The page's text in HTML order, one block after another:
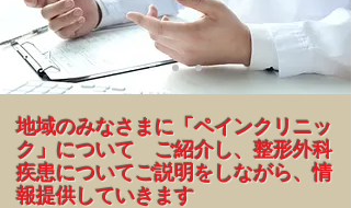
​地域のみなさまに「ペインクリニッ
ク」について ご紹介し、整形外科
疾患についてご説明をしながら、情
報提供していきます